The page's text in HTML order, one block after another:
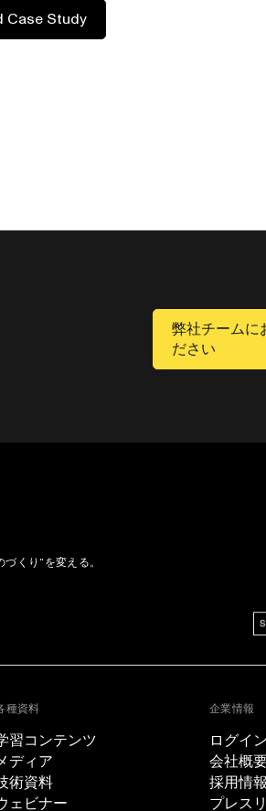
Case Study
弊社チームに
ださい
くり”を変える。
種資料
習コンテンツ
ディア
術資料
ェビナー
企業情報
ログイン
会社概
採用情報
プレス